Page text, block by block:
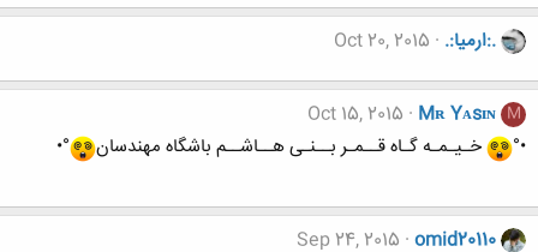
.:ارمیا:. Oct 20, 2015
M
Mʀ Yᴀsɪɴ
Oct 15, 2015
•°
خـیـمـه گـاه قــمـر بــنـی هــاشــم باشگاه مهندسان °•
omid20110
Sep 24, 2015